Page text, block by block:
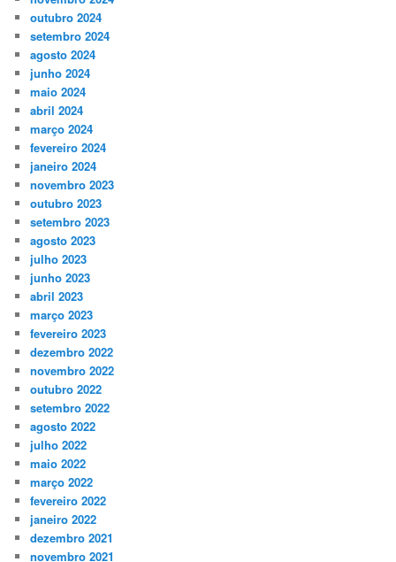
outubro 2024
setembro 2024
agosto 2024
junho 2024
maio 2024
abril 2024
março 2024
fevereiro 2024
janeiro 2024
novembro 2023
outubro 2023
setembro 2023
agosto 2023
julho 2023
junho 2023
abril 2023
março 2023
fevereiro 2023
dezembro 2022
novembro 2022
outubro 2022
setembro 2022
agosto 2022
julho 2022
maio 2022
março 2022
fevereiro 2022
janeiro 2022
dezembro 2021
novembro 2021